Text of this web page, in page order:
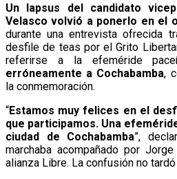
Un lapsus del candidato
Velasco volvió a ponerlo en el
durante una entrevista ofrecida
desfile de teas por el Grito
referirse a la efeméride
erróneamente a Cochabamba,
la conmemoración.
“Estamos muy felices en el
que participamos. Una
ciudad de Cochabamba”,
marchaba acompañado por
alianza Libre. La confusión no